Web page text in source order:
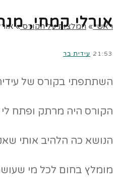
ראשי » המלצות על הקורס » אורלי קמחי,
21:53 עידית בר
השתתפתי בקורס של
הקורס היה מרתק ופתח
הנושא כה הלהיב אותי
מומלץ בחום לכל מי